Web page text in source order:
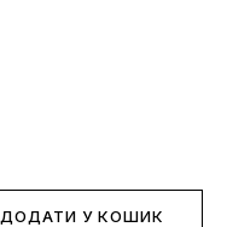
ДОДАТИ У КОШИК